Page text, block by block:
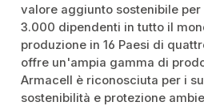
valore aggiunto sostenibile
3.000 dipendenti in tutto il
produzione in 16 Paesi di
offre un'ampia gamma di
Armacell è riconosciuta per i
sostenibilità e protezione